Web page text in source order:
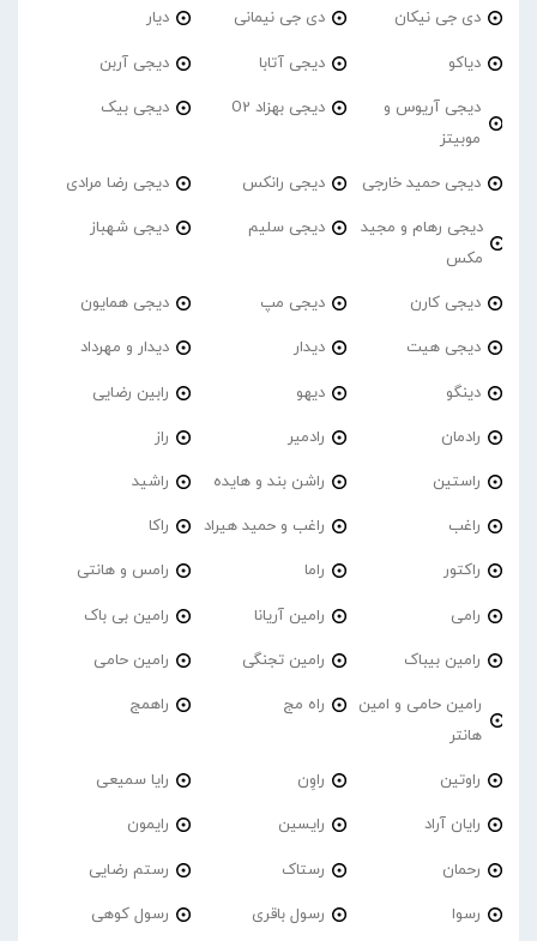
دی جی نیکان دی جی نیمانی دیار
دیاکو دیجی آتابا دیجی آربن
دیجی آریوس و
موبیتز
دیجی بهزاد O2 دیجی بیک
دیجی حمید خارجی دیجی رانکس دیجی رضا مرادی
دیجی رهام و مجید
مکس
دیجی سلیم دیجی شهباز
دیجی کارن دیجی مپ دیجی همایون
دیجی هیت دیدار دیدار و مهرداد
دینگو دیهو رابین رضایی
رادمان رادمیر راز
راستین راشن بند و هایده راشید
راغب راغب و حمید هیراد راکا
راکتور راما رامس و هانتی
رامی رامین آریانا رامین بی باک
رامین بیباک رامین تجنگی رامین حامی
رامین حامی و امین
هانتر
راه مج راهمج
راوتین راوِن رایا سمیعی
رایان آراد رایسین رایمون
رحمان رستاک رستم رضایی
رسوا رسول باقری رسول کوهی